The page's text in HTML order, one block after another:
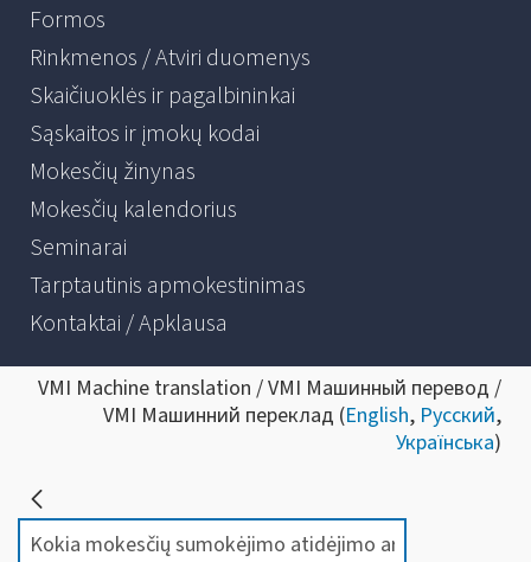
Formos
Rinkmenos / Atviri duomenys
Skaičiuoklės ir pagalbininkai
Sąskaitos ir įmokų kodai
Mokesčių žinynas
Mokesčių kalendorius
Seminarai
Tarptautinis apmokestinimas
Kontaktai / Apklausa
VMI Machine translation / VMI Машинный перевод /
VMI Машинний переклад (English, Русский,
Українська)